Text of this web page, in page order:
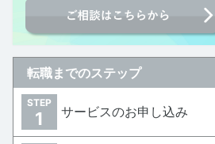
転職までのステップ
STEP
1 サービスのお申し込み